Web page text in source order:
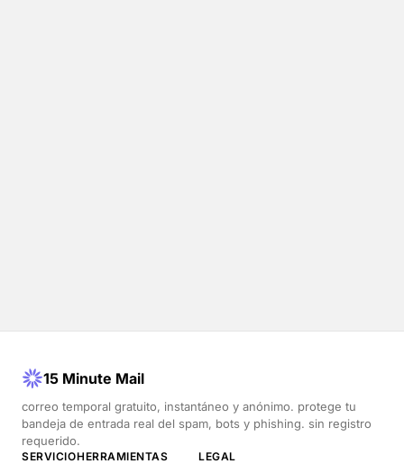
15 Minute Mail
correo temporal gratuito, instantáneo y anónimo. protege tu
bandeja de entrada real del spam, bots y phishing. sin registro
requerido.
SERVICIOHERRAMIENTAS LEGAL